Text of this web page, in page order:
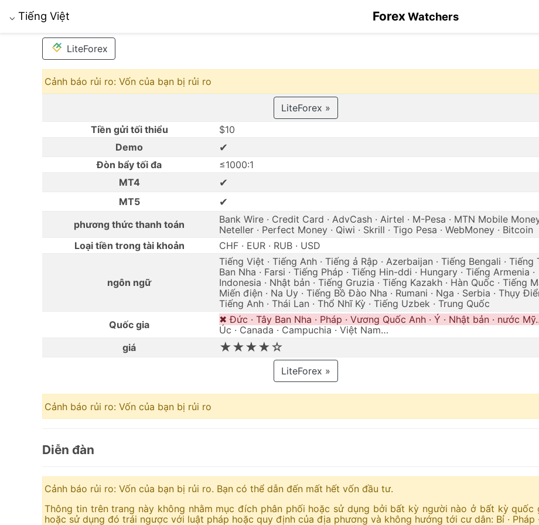
⌵ Tiếng Việt ForexWatchers
LiteForex
Cảnh báo rủi ro: Vốn của bạn bị rủi ro
LiteForex »
Tiền gửi tối thiểu
$10
Demo
✔
Đòn bẩy tối đa
≤1000:1
MT4
✔
MT5 ✔
phương thức thanh toán
Bank Wire · Credit Card · AdvCash · Airtel · M-Pesa · MTN Mobile
Neteller · Perfect Money · Qiwi · Skrill · Tigo Pesa · WebMoney · Bitcoin
Loại tiền trong tài khoản
CHF · EUR · RUB · USD
ngôn ngữ
Tiếng Việt · Tiếng Anh · Tiếng ả Rập · Azerbaijan · Tiếng Bengali · Tiếng
Ban Nha · Farsi · Tiếng Pháp · Tiếng Hin-ddi · Hungary · Tiếng Armenia ·
Indonesia · Nhật bản · Tiếng Gruzia · Tiếng Kazakh · Hàn Quốc · Tiếng
Miến điện · Na Uy · Tiếng Bồ Đào Nha · Rumani · Nga · Serbia · Thụy
Tiếng Anh · Thái Lan · Thổ Nhĩ Kỳ · Tiếng Uzbek · Trung Quốc
Quốc gia
✖ Đức · Tây Ban Nha · Pháp · Vương Quốc Anh · Ý · Nhật bản · nước
Úc · Canada · Campuchia · Việt Nam…
giá
★★★★☆
LiteForex »
Cảnh báo rủi ro: Vốn của bạn bị rủi ro
Diễn đàn
Cảnh báo rủi ro: Vốn của bạn bị rủi ro. Bạn có thể dẫn đến mất hết vốn đầu tư.
Thông tin trên trang này không nhằm mục đích phân phối hoặc sử dụng bởi bất kỳ người nào ở bất kỳ quốc
hoặc sử dụng đó trái ngược với luật pháp hoặc quy định của địa phương và không hướng tới cư dân: Bỉ · Pháp ·